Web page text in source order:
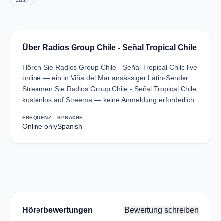
Über Radios Group Chile - Señal Tropical Chile
Hören Sie Radios Group Chile - Señal Tropical Chile live
online — ein in Viña del Mar ansässiger Latin-Sender.
Streamen Sie Radios Group Chile - Señal Tropical Chile
kostenlos auf Streema — keine Anmeldung erforderlich.
FREQUENZ
Online only
SPRACHE
Spanish
Hörerbewertungen Bewertung schreiben